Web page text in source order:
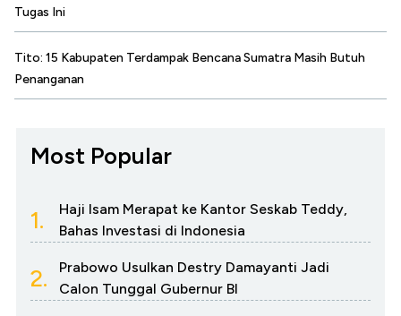
Tugas Ini
Tito: 15 Kabupaten Terdampak Bencana Sumatra Masih Butuh
Penanganan
Most Popular
1.
Haji Isam Merapat ke Kantor Seskab Teddy,
Bahas Investasi di Indonesia
2.
Prabowo Usulkan Destry Damayanti Jadi
Calon Tunggal Gubernur BI